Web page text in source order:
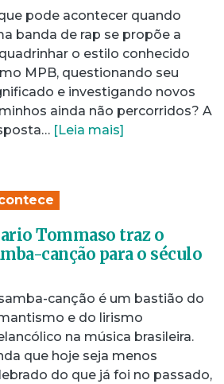
pode acontecer quando
banda de rap se propõe a
o estilo conhecido
MPB, questionando seu
e investigando novos
ainda não percorridos? A
[Leia mais]
Tommaso traz o
canção para o século
canção é um bastião do
e do lirismo
na música brasileira.
que hoje seja menos
do que já foi no passado,